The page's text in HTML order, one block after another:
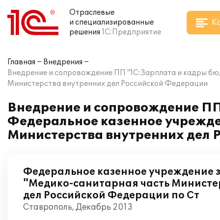
Отраслевые
и специализированные
решения 1С:Предприятие
Главная
Внедрения
Внедрение и сопровождение ПП "1С:Зарплата и кадры
Министерства внутренних дел Российской Федерации
Внедрение и сопровождение
Федеральное казенное
Министерства внутренних дел
Федеральное казенное учреждение
"Медико-санитарная часть
дел Российской Федерации по Ст
Ставрополь, Декабрь 2013